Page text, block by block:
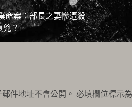
命案：部長之妻慘遭殺
兇？
件地址不會公開。 必填欄位標示為